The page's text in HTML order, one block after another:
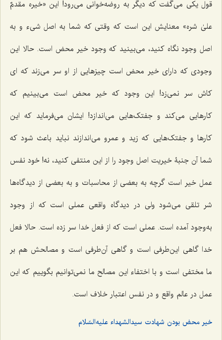
قول یکی می‌گفت که دیگر به روضه‌خوانی می‌رود! این «خیره مقدمٌ
علیٰ شره» معنایش این است که وقتی که شما به اصل شیء و به
اصل وجود نگاه کنید، می‌بینید که وجود خیر محض است. حالا این
وجودی که دارای خیر محض است چیزهایی از او سر می‌زند که ای
کاش سر نمی‌زد! این وجود که خیر محض است می‌بینیم که
کارهایی می‌کند و جفتک‌هایی می‌اندازد! ایشان می‌فرماید که این
کارها و جفتک‌هایی که زید و عمرو می‌اندازند نباید باعث شود که
شما آن جنبۀ خیریت اصل وجود را از این منتفی کنید، نه! خود نفس
عمل خیر است گرچه به بعضی از محاسبات و به بعضی از دیدگاه‌ها
شر تلقی می‌شود ولی در دیدگاه واقعی عملی است که از وجود
به‌وجود آمده است. عملی است که از فعل خدا سر زده است. حالا فعل
خدا گاهی این‌طرفی است و گاهی آن‌طرفی است و مصالحش هم بر
ما مختفی است و با اختفاء این مصالح ما نمی‌توانیم بگوییم که این
عمل در عالم واقع و در نفس اعتبار خلاف است.
خیر محض بودن شهادت سیدالشهداء علیه‌السّلام